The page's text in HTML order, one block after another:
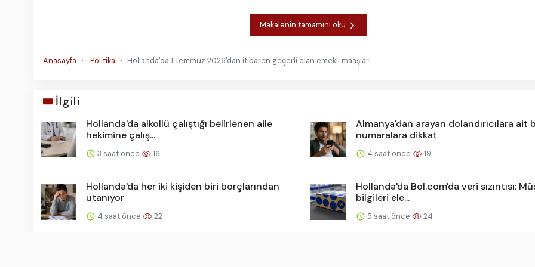
Makalenin tamamını oku
Anasayfa Politika Hollanda'da 1 Temmuz 2026'dan itibaren geçerli olan emekli maaşları
İlgili
Hollanda'da alkollü çalıştığı belirlenen aile
hekimine çalış...
3 saat önce 16
Almanya'dan arayan dolandırıcılara ait
numaralara dikkat
4 saat önce 19
Hollanda'da her iki kişiden biri borçlarından
utanıyor
4 saat önce 22
Hollanda'da Bol.com'da veri sızıntısı:
bilgileri ele...
5 saat önce 24